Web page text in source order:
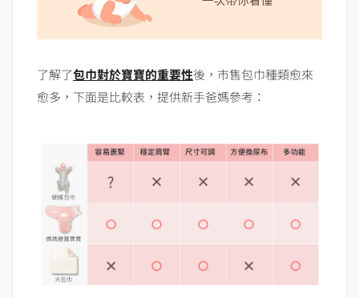
了解了包巾對於寶寶的重要性後，市售包巾種類愈來
愈多，下面是比較表，提供新手爸媽參考：